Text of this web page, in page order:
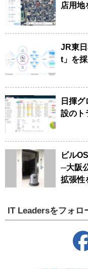
店用地
JR東
t」を
日揮
設のト
ビル
─大阪
拡張性
IT Leadersをフォロ